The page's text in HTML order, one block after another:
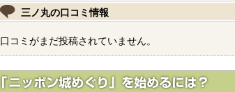
三ノ丸の口コミ情報
口コミがまだ投稿されていません。